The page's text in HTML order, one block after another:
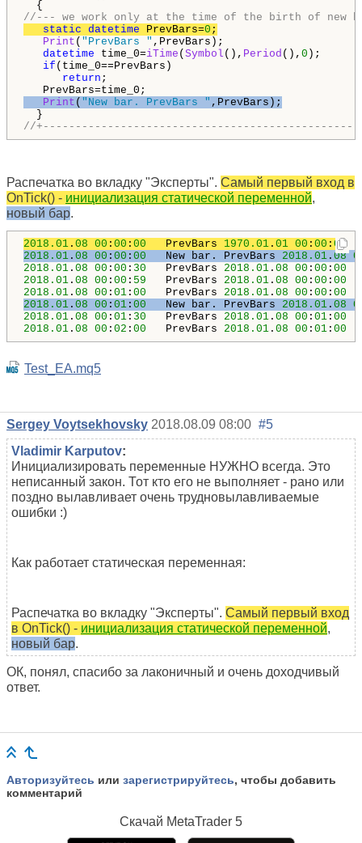
//--- we work only at the time of the birth of new
static datetime PrevBars=0 ;
Print ( "PrevBars " ,PrevBars);
datetime time_0=iTime ( Symbol (), Period (), 0 );
if (time_0==PrevBars)
return ;
Print ( "New bar. PrevBars " ,PrevBars);
//
Распечатка во вкладку "Эксперты". Самый первый вход в
OnTick() - инициализация статической переменной,
новый бар.
2018.01 . 08 00 : 00 : 00 PrevBars 1970.01 . 01 00 : 00 : 00
2018.01 . 08 00 : 00 : 00 New bar. PrevBars 2018.01 . 08
2018.01 . 08 00 : 00 : 30 PrevBars 2018.01 . 08 00 : 00 : 00
2018.01 . 08 00 : 00 : 59 PrevBars 2018.01 . 08 00 : 00 : 00
2018.01 . 08 00 : 01 : 00 PrevBars 2018.01 . 08 00 : 00 : 00
2018.01 . 08 00 : 01 : 00 New bar. PrevBars 2018.01 . 08
2018.01 . 08 00 : 01 : 30 PrevBars 2018.01 . 08 00 : 01 : 00
2018.01 . 08 00 : 02 : 00 PrevBars 2018.01 . 08 00 : 01 : 00
Test_EA.mq5
Sergey Voytsekhovsky 2018.08.09 08:00 #5
Vladimir Karputov:
Инициализировать переменные НУЖНО всегда. Это
неписанный закон. Тот кто его не выполняет - рано или
поздно вылавливает очень трудновылавливаемые
ошибки :)
Как работает статическая переменная:
Распечатка во вкладку "Эксперты". Самый первый вход
в OnTick() - инициализация статической переменной,
новый бар.
ОК, понял, спасибо за лаконичный и очень доходчивый
ответ.
Авторизуйтесь или зарегистрируйтесь, чтобы добавить
комментарий
Скачай MetaTrader 5